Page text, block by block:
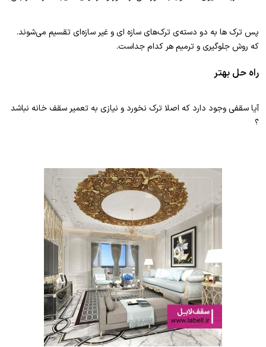
پس ترک ها به دو دسته‌ی ترک‌های سازه ای و غیر سازه‌ای تقسیم می‌شوند.
که روش جلوگیری و ترمیم هر کدام جداست.
راه حل بهتر
آیا سقفی وجود دارد که اصلا ترک نخورد و نیازی به تعمیر سقف خانه نباشد
؟